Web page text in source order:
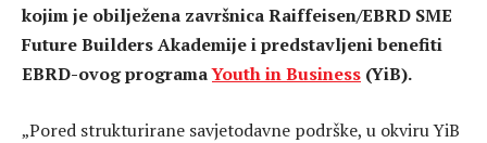
kojim je obilježena završnica Raiffeisen/EBRD SME
Future Builders Akademije i predstavljeni benefiti
EBRD-ovog programaYouth in Business (YiB).
„Pored strukturirane savjetodavne podrške, u okviru YiB